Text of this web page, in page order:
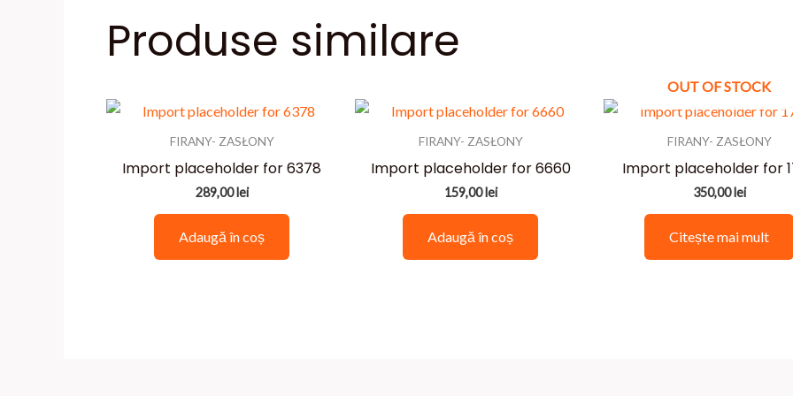
Produse similare
FIRANY- ZASŁONY
Import placeholder for 6378
289,00lei
Adaugă în coș
FIRANY- ZASŁONY
Import placeholder for 6660
159,00lei
Adaugă în coș
OUT OF STOCK
FIRANY- ZASŁONY
Import placeholder for
350,00lei
Citește mai mult